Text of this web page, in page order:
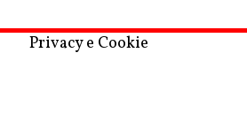
Privacy e Cookie